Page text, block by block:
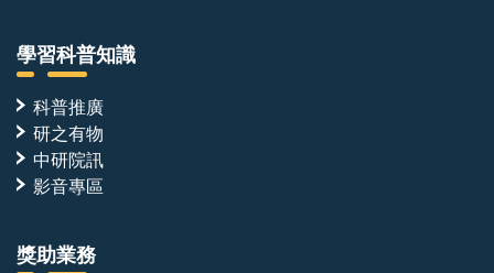
學習科普知識
科普推廣
研之有物
中研院訊
影音專區
獎助業務